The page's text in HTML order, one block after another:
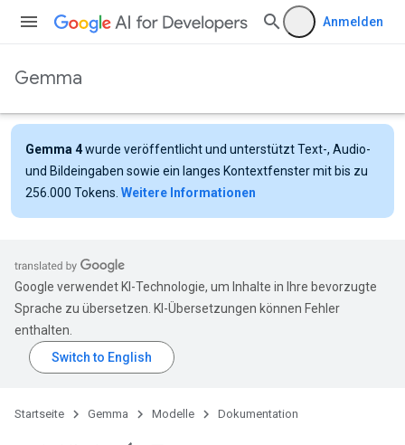
Anmelden
Gemma
Gemma 4wurde veröffentlicht und unterstützt Text-, Audio-
und Bildeingaben sowie ein langes Kontextfenster mit bis zu
256.000 Tokens. Weitere Informationen
Google verwendet KI-Technologie, um Inhalte in Ihre bevorzugte
Sprache zu übersetzen. KI-Übersetzungen können Fehler
enthalten.
Startseite Gemma Modelle Dokumentation